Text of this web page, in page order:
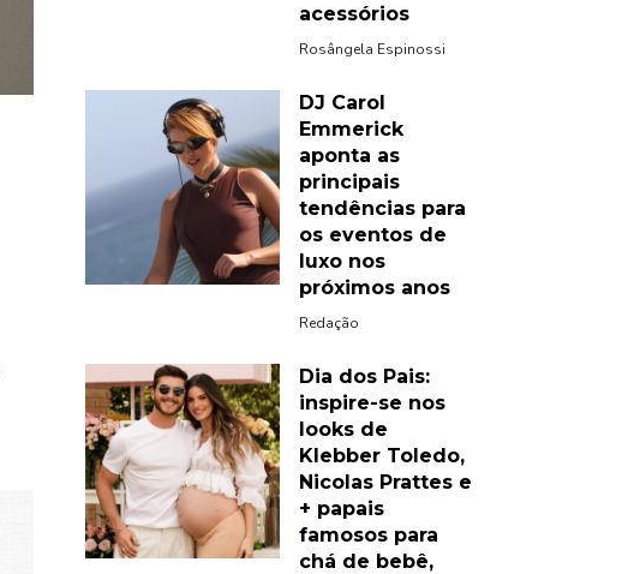
acessórios
Rosângela Espinossi
DJ Carol
Emmerick
aponta as
principais
tendências para
os eventos de
luxo nos
próximos anos
Redação
Dia dos Pais:
inspire-se nos
looks de
Klebber Toledo,
Nicolas Prattes e
+ papais
famosos para
chá de bebê,